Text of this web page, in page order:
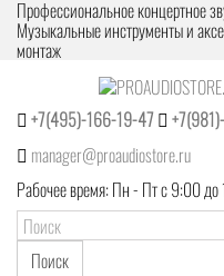
Профессиональное концертное
Музыкальные инструменты и
монтаж
+7(495)-166-19-47
manager@proaudiostore.ru
Рабочее время: Пн - Пт с 9:00
Поиск